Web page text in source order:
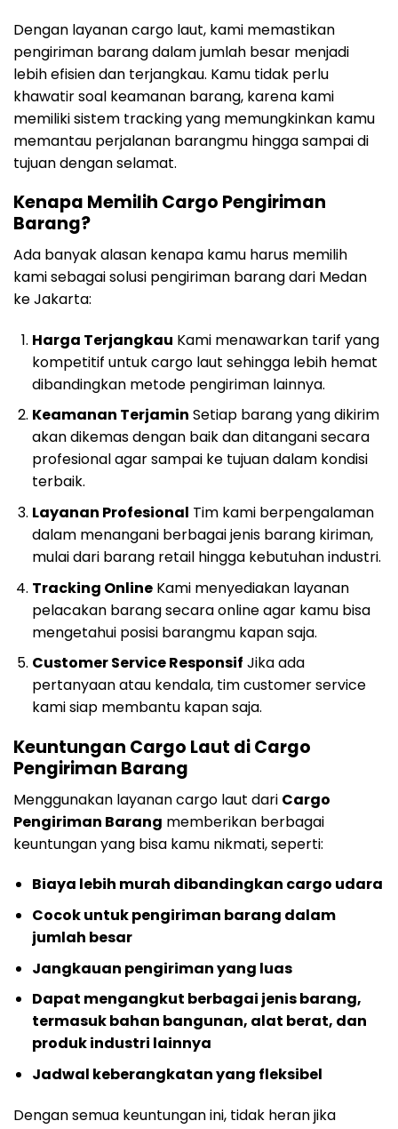
Dengan layanan cargo laut, kami memastikan
pengiriman barang dalam jumlah besar menjadi
lebih efisien dan terjangkau. Kamu tidak perlu
khawatir soal keamanan barang, karena kami
memiliki sistem tracking yang memungkinkan kamu
memantau perjalanan barangmu hingga sampai di
tujuan dengan selamat.
Kenapa Memilih Cargo Pengiriman
Barang?
Ada banyak alasan kenapa kamu harus memilih
kami sebagai solusi pengiriman barang dari Medan
ke Jakarta:
Harga Terjangkau Kami menawarkan tarif yang
kompetitif untuk cargo laut sehingga lebih hemat
dibandingkan metode pengiriman lainnya.
Keamanan Terjamin Setiap barang yang dikirim
akan dikemas dengan baik dan ditangani secara
profesional agar sampai ke tujuan dalam kondisi
terbaik.
Layanan Profesional Tim kami berpengalaman
dalam menangani berbagai jenis barang kiriman,
mulai dari barang retail hingga kebutuhan industri.
Tracking OnlineKami menyediakan layanan
pelacakan barang secara online agar kamu bisa
mengetahui posisi barangmu kapan saja.
Customer Service Responsif Jika ada
pertanyaan atau kendala, tim customer service
kami siap membantu kapan saja.
Keuntungan Cargo Laut di Cargo
Pengiriman Barang
Menggunakan layanan cargo laut dari Cargo
Pengiriman Barang memberikan berbagai
keuntungan yang bisa kamu nikmati, seperti:
Biaya lebih murah dibandingkan cargo udara
Cocok untuk pengiriman barang dalam
jumlah besar
Jangkauan pengiriman yang luas
Dapat mengangkut berbagai jenis barang,
termasuk bahan bangunan, alat berat, dan
produk industri lainnya
Jadwal keberangkatan yang fleksibel
Dengan semua keuntungan ini, tidak heran jika